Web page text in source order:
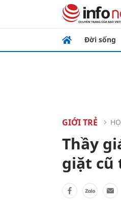
Đời sống
GIỚI TRẺ
Thầy
giặt cũ